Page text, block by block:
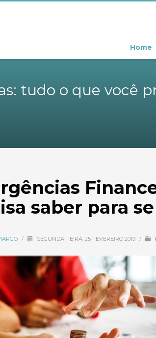
Home
tudo o que você
saber para
/ SEGUNDA-FEIRA, 25 FEVEREIRO 2019 /